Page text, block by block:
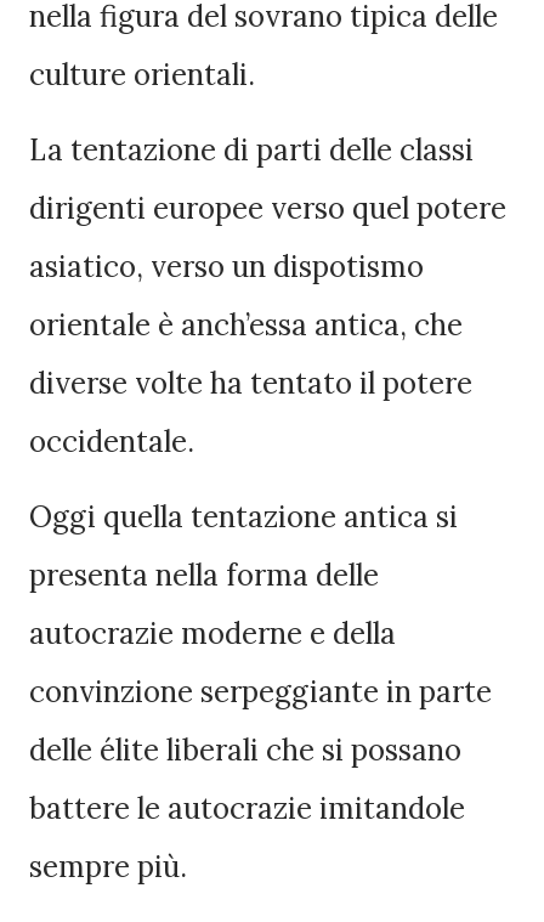
nella figura del sovrano tipica delle
culture orientali.
La tentazione di parti delle classi
dirigenti europee verso quel potere
asiatico, verso un dispotismo
orientale è anch’essa antica, che
diverse volte ha tentato il potere
occidentale.
Oggi quella tentazione antica si
presenta nella forma delle
autocrazie moderne e della
convinzione serpeggiante in parte
delle élite liberali che si possano
battere le autocrazie imitandole
sempre più.